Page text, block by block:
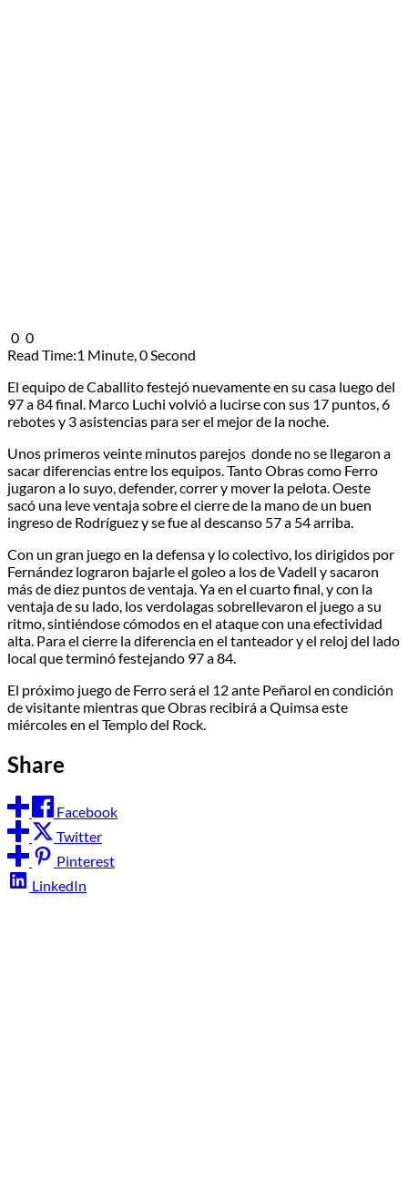
0 0
Read Time:1 Minute, 0 Second
El equipo de Caballito festejó nuevamente en su casa luego del
97 a 84 final. Marco Luchi volvió a lucirse con sus 17 puntos, 6
rebotes y 3 asistencias para ser el mejor de la noche.
Unos primeros veinte minutos parejos donde no se llegaron a
sacar diferencias entre los equipos. Tanto Obras como Ferro
jugaron a lo suyo, defender, correr y mover la pelota. Oeste
sacó una leve ventaja sobre el cierre de la mano de un buen
ingreso de Rodríguez y se fue al descanso 57 a 54 arriba.
Con un gran juego en la defensa y lo colectivo, los dirigidos por
Fernández lograron bajarle el goleo a los de Vadell y sacaron
más de diez puntos de ventaja. Ya en el cuarto final, y con la
ventaja de su lado, los verdolagas sobrellevaron el juego a su
ritmo, sintiéndose cómodos en el ataque con una efectividad
alta. Para el cierre la diferencia en el tanteador y el reloj del lado
local que terminó festejando 97 a 84.
El próximo juego de Ferro será el 12 ante Peñarol en condición
de visitante mientras que Obras recibirá a Quimsa este
miércoles en el Templo del Rock.
Share
Facebook
Twitter
Pinterest
LinkedIn